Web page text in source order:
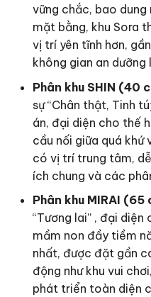
vững chắc, bao dung
mặt bằng, khu Sora
vị trí yên tĩnh hơn,
không gian an dưỡng
Phân khu SHIN (40
sự “Chân thật, Tinh
án, đại diện cho thế
cầu nối giữa quá khứ
có vị trí trung tâm,
ích chung và các
Phân khu MIRAI (65
“Tương lai” , đại
mầm non đầy tiềm
nhất, được đặt gần
động như khu vui
phát triển toàn diện